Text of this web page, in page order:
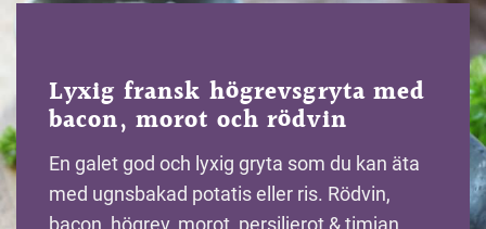
Lyxig fransk högrevsgryta med
bacon, morot och rödvin
En galet god och lyxig gryta som du kan äta
med ugnsbakad potatis eller ris. Rödvin,
bacon, högrev, morot, persiljerot & timjan